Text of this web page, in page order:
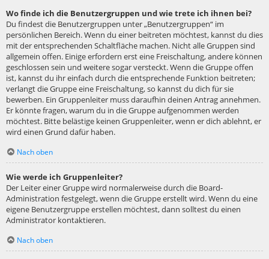
Wo finde ich die Benutzergruppen und wie trete ich ihnen bei?
Du findest die Benutzergruppen unter „Benutzergruppen“ im
persönlichen Bereich. Wenn du einer beitreten möchtest, kannst du dies
mit der entsprechenden Schaltfläche machen. Nicht alle Gruppen sind
allgemein offen. Einige erfordern erst eine Freischaltung, andere können
geschlossen sein und weitere sogar versteckt. Wenn die Gruppe offen
ist, kannst du ihr einfach durch die entsprechende Funktion beitreten;
verlangt die Gruppe eine Freischaltung, so kannst du dich für sie
bewerben. Ein Gruppenleiter muss daraufhin deinen Antrag annehmen.
Er könnte fragen, warum du in die Gruppe aufgenommen werden
möchtest. Bitte belästige keinen Gruppenleiter, wenn er dich ablehnt, er
wird einen Grund dafür haben.
Nach oben
Wie werde ich Gruppenleiter?
Der Leiter einer Gruppe wird normalerweise durch die Board-
Administration festgelegt, wenn die Gruppe erstellt wird. Wenn du eine
eigene Benutzergruppe erstellen möchtest, dann solltest du einen
Administrator kontaktieren.
Nach oben